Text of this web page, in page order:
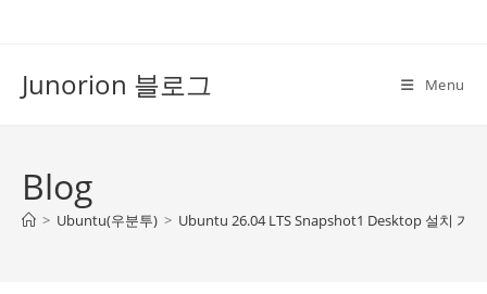
Junorion 블로그 Menu
Blog
> Ubuntu(우분투) > Ubuntu 26.04 LTS Snapshot1 Desktop 설치 가